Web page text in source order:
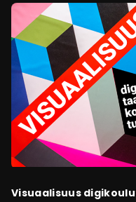
Visuaalisuus